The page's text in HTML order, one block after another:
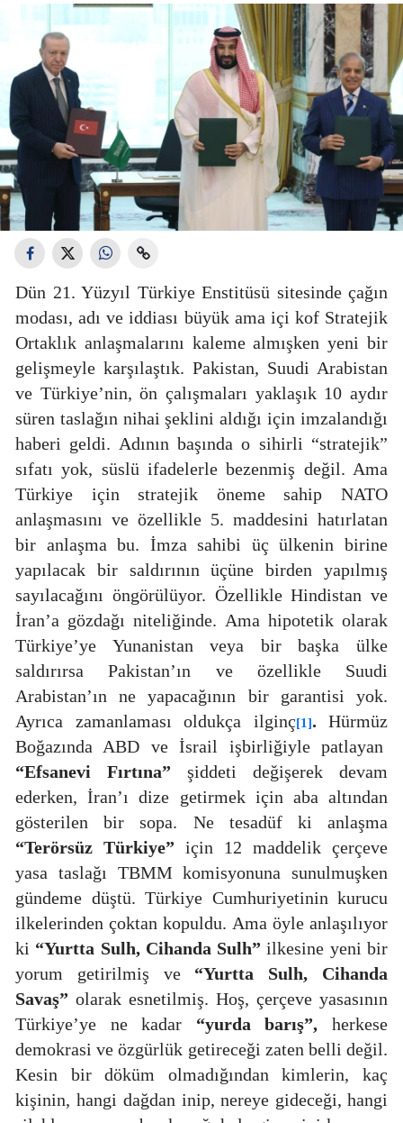
Dün 21. Yüzyıl Türkiye Enstitüsü sitesinde çağın
modası, adı ve iddiası büyük ama içi kof Stratejik
Ortaklık anlaşmalarını kaleme almışken yeni bir
gelişmeyle karşılaştık. Pakistan, Suudi Arabistan
ve Türkiye’nin, ön çalışmaları yaklaşık 10 aydır
süren taslağın nihai şeklini aldığı için imzalandığı
haberi geldi. Adının başında o sihirli “stratejik”
sıfatı yok, süslü ifadelerle bezenmiş değil. Ama
Türkiye için stratejik öneme sahip NATO
anlaşmasını ve özellikle 5. maddesini hatırlatan
bir anlaşma bu. İmza sahibi üç ülkenin birine
yapılacak bir saldırının üçüne birden yapılmış
sayılacağını öngörülüyor. Özellikle Hindistan ve
İran’a gözdağı niteliğinde. Ama hipotetik olarak
Türkiye’ye Yunanistan veya bir başka ülke
saldırırsa Pakistan’ın ve özellikle Suudi
Arabistan’ın ne yapacağının bir garantisi yok.
Ayrıca zamanlaması oldukça ilginç[1]. Hürmüz
Boğazında ABD ve İsrail işbirliğiyle patlayan
“Efsanevi Fırtına” şiddeti değişerek devam
ederken, İran’ı dize getirmek için aba altından
gösterilen bir sopa. Ne tesadüf ki anlaşma
“Terörsüz Türkiye” için 12 maddelik çerçeve
yasa taslağı TBMM komisyonuna sunulmuşken
gündeme düştü. Türkiye Cumhuriyetinin kurucu
ilkelerinden çoktan kopuldu. Ama öyle anlaşılıyor
ki “Yurtta Sulh, Cihanda Sulh” ilkesine yeni bir
yorum getirilmiş ve “Yurtta Sulh, Cihanda
Savaş” olarak esnetilmiş. Hoş, çerçeve yasasının
Türkiye’ye ne kadar “yurda barış”, herkese
demokrasi ve özgürlük getireceği zaten belli değil.
Kesin bir döküm olmadığından kimlerin, kaç
kişinin, hangi dağdan inip, nereye gideceği, hangi